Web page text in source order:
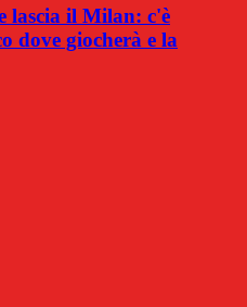
lascia il Milan: c'è
dove giocherà e la